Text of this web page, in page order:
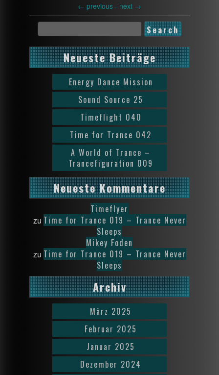
← previous - next →
Neueste Beiträge
Energy Dance Mission
Sound Source 25
Timeflight 040
Time for Trance 042
A World of Trance –
Trancefiguration 009
Neueste Kommentare
Timeflyer
zu Time for Trance 019 – Trance Never
Sleeps
Mikey Foden
zu Time for Trance 019 – Trance Never
Sleeps
Archiv
März 2025
Februar 2025
Januar 2025
Dezember 2024